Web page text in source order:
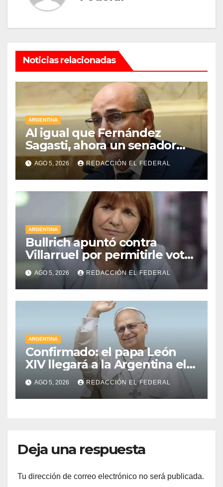
Noticias relacionadas
ARGENTINA
Al igual que Fernández
Sagasti, ahora un senador
radical pidió votar en forma
remota
AGO 5, 2026 REDACCIÓN EL FEDERAL
ARGENTINA
Bullrich apuntó contra
Villarruel por permitirle votar
a distancia a una senadora
kirchnerista: “Es un
mamarracho”
AGO 5, 2026 REDACCIÓN EL FEDERAL
ARGENTINA
Confirmado: el papa León
XIV llegará a la Argentina el 8
de noviembre y realizará una
histórica gira federal
AGO 5, 2026 REDACCIÓN EL FEDERAL
Deja una respuesta
Tu dirección de correo electrónico no será publicada.